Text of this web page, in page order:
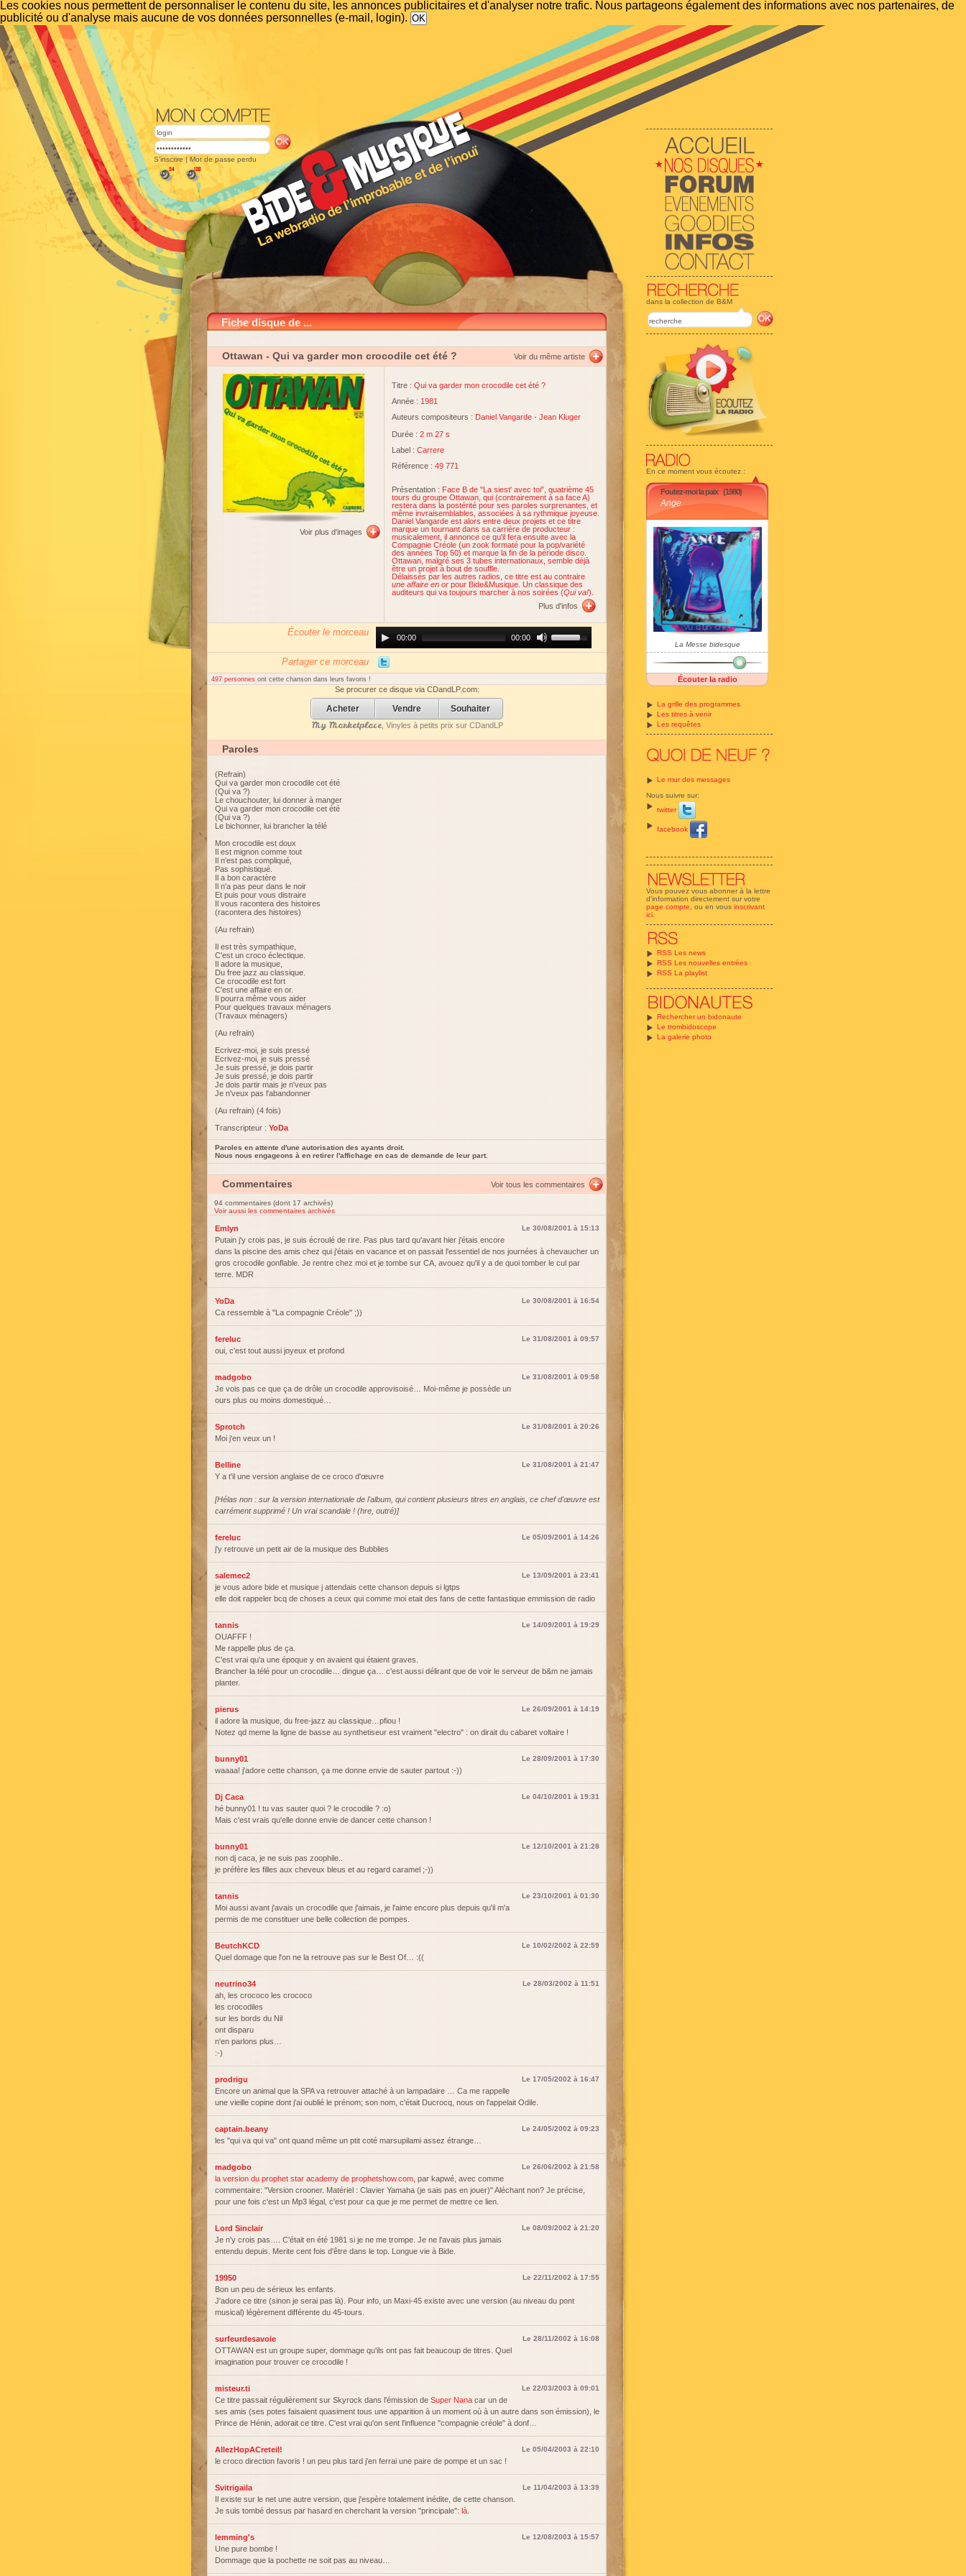
Les cookies nous permettent de personnaliser le contenu du site, les annonces publicitaires et d'analyser notre trafic. Nous partageons également des informations avec nos partenaires, de
publicité ou d'analyse mais aucune de vos données personnelles (e-mail, login).
dans la collection de B&M
En ce moment vous écoutez :
Foutez-moi la paix (1980)
Ange
La Messe bidesque
Écouter la radio
La grille des programmes
Les titres à venir
Les requêtes
Le mur des messages
Nous suivre sur:
twitter
facebook
Vous pouvez vous abonner à la lettre
d'information directement sur votre
page compte , ou en vous inscrivant
ici
RSS Les news
RSS Les nouvelles entrées
RSS La playlist
Rechercher un bidonaute
Le trombidoscope
La galerie photo
S'inscrire | Mot de passe perdu
Fiche disque de ...
Ottawan - Qui va garder mon crocodile cet été ? Voir du même artiste
Voir plus d'images
Titre : Qui va garder mon crocodile cet été ?
Année : 1981
Auteurs compositeurs : Daniel Vangarde - Jean Kluger
Durée : 2 m 27 s
Label : Carrere
Référence : 49 771
Présentation : Face B de "La siest' avec toi", quatrième 45
tours du groupe Ottawan, qui (contrairement à sa face A)
restera dans la postérité pour ses paroles surprenantes, et
même invraisemblables, associées à sa rythmique joyeuse.
Daniel Vangarde est alors entre deux projets et ce titre
marque un tournant dans sa carrière de producteur :
musicalement, il annonce ce qu'il fera ensuite avec la
Compagnie Créole (un zook formaté pour la pop/variété
des années Top 50) et marque la fin de la période disco.
Ottawan, malgré ses 3 tubes internationaux, semble déjà
être un projet à bout de souffle.
Délaissés par les autres radios, ce titre est au contraire
une affaire en or pour Bide&Musique. Un classique des
auditeurs qui va toujours marcher à nos soirées (Qui va!).
Plus d'infos
Écouter le morceau
Player00:00 00:00
Up/Down
Arrow
increase
or
Partager ce morceau
497 personnes ont cette chanson dans leurs favoris !
Se procurer ce disque via CDandLP.com:
Acheter Vendre Souhaiter
My Marketplace, Vinyles à petits prix sur CDandLP
Paroles
(Refrain)
Qui va garder mon crocodile cet été
(Qui va ?)
Le chouchouter, lui donner à manger
Qui va garder mon crocodile cet été
(Qui va ?)
Le bichonner, lui brancher la télé
Mon crocodile est doux
Il est mignon comme tout
Il n'est pas compliqué,
Pas sophistiqué.
Il a bon caractère
Il n'a pas peur dans le noir
Et puis pour vous distraire
Il vous racontera des histoires
(racontera des histoires)
(Au refrain)
Il est très sympathique,
C'est un croco éclectique.
Il adore la musique,
Du free jazz au classique.
Ce crocodile est fort
C'est une affaire en or.
Il pourra même vous aider
Pour quelques travaux ménagers
(Travaux ménagers)
(Au refrain)
Ecrivez-moi, je suis pressé
Ecrivez-moi, je suis pressé
Je suis pressé, je dois partir
Je suis pressé, je dois partir
Je dois partir mais je n'veux pas
Je n'veux pas l'abandonner
(Au refrain) (4 fois)
Transcripteur : YoDa
Paroles en attente d'une autorisation des ayants droit.
Nous nous engageons à en retirer l'affichage en cas de demande de leur part.
Commentaires Voir tous les commentaires
94 commentaires (dont 17 archivés)
Voir aussi les commentaires archivés
Emlyn Le 30/08/2001 à 15:13
Putain j'y crois pas, je suis écroulé de rire. Pas plus tard qu'avant hier j'étais encore
dans la piscine des amis chez qui j'étais en vacance et on passait l'essentiel de nos journées à chevaucher un
gros crocodile gonflable. Je rentre chez moi et je tombe sur CA, avouez qu'il y a de quoi tomber le cul par
terre. MDR
YoDa Le 30/08/2001 à 16:54
Ca ressemble à "La compagnie Créole" ;))
fereluc Le 31/08/2001 à 09:57
oui, c'est tout aussi joyeux et profond
madgobo Le 31/08/2001 à 09:58
Je vois pas ce que ça de drôle un crocodile approvisoisé… Moi-même je possède un
ours plus ou moins domestiqué…
Sprotch Le 31/08/2001 à 20:26
Moi j'en veux un !
Belline Le 31/08/2001 à 21:47
Y a t'il une version anglaise de ce croco d'œuvre
[Hélas non : sur la version internationale de l'album, qui contient plusieurs titres en anglais, ce chef d'œuvre est
carrément supprimé ! Un vrai scandale ! (hre, outré)]
fereluc Le 05/09/2001 à 14:26
j'y retrouve un petit air de la musique des Bubblies
salemec2 Le 13/09/2001 à 23:41
je vous adore bide et musique j attendais cette chanson depuis si lgtps
elle doit rappeler bcq de choses a ceux qui comme moi etait des fans de cette fantastique emmission de radio
tannis Le 14/09/2001 à 19:29
OUAFFF !
Me rappelle plus de ça.
C'est vrai qu'a une époque y en avaient qui étaient graves.
Brancher la télé pour un crocodile… dingue ça… c'est aussi délirant que de voir le serveur de b&m ne jamais
planter.
pierus Le 26/09/2001 à 14:19
il adore la musique, du free-jazz au classique…pfiou !
Notez qd meme la ligne de basse au synthetiseur est vraiment "electro" : on dirait du cabaret voltaire !
bunny01 Le 28/09/2001 à 17:30
waaaa! j'adore cette chanson, ça me donne envie de sauter partout :-))
Dj Caca Le 04/10/2001 à 19:31
hé bunny01 ! tu vas sauter quoi ? le crocodile ? :o)
Mais c'est vrais qu'elle donne envie de dancer cette chanson !
bunny01 Le 12/10/2001 à 21:28
non dj caca, je ne suis pas zoophile..
je préfère les filles aux cheveux bleus et au regard caramel ;-))
tannis Le 23/10/2001 à 01:30
Moi aussi avant j'avais un crocodile que j'aimais, je l'aime encore plus depuis qu'il m'a
permis de me constituer une belle collection de pompes.
BeutchKCD Le 10/02/2002 à 22:59
Quel domage que l'on ne la retrouve pas sur le Best Of… :((
neutrino34 Le 28/03/2002 à 11:51
ah, les crococo les crococo
les crocodiles
sur les bords du Nil
ont disparu
n'en parlons plus…
:-)
prodrigu Le 17/05/2002 à 16:47
Encore un animal que la SPA va retrouver attaché à un lampadaire … Ca me rappelle
une vieille copine dont j'ai oublié le prénom; son nom, c'était Ducrocq, nous on l'appelait Odile.
captain.beany Le 24/05/2002 à 09:23
les "qui va qui va" ont quand même un ptit coté marsupilami assez étrange…
madgobo Le 26/06/2002 à 21:58
la version du prophet star academy de prophetshow.com, par kapwé, avec comme
commentaire: "Version crooner. Matériel : Clavier Yamaha (je sais pas en jouer)" Aléchant non? Je précise,
pour une fois c'est un Mp3 légal, c'est pour ca que je me permet de mettre ce lien.
Lord Sinclair Le 08/09/2002 à 21:20
Je n'y crois pas…. C'était en été 1981 si je ne me trompe. Je ne l'avais plus jamais
entendu depuis. Merite cent fois d'être dans le top. Longue vie à Bide.
19950 Le 22/11/2002 à 17:55
Bon un peu de sérieux les enfants.
J'adore ce titre (sinon je serai pas là). Pour info, un Maxi-45 existe avec une version (au niveau du pont
musical) légèrement différente du 45-tours.
surfeurdesavoie Le 28/11/2002 à 16:08
OTTAWAN est un groupe super, dommage qu'ils ont pas fait beaucoup de titres. Quel
imagination pour trouver ce crocodile !
misteur.ti Le 22/03/2003 à 09:01
Ce titre passait régulièrement sur Skyrock dans l'émission de Super Nana car un de
ses amis (ses potes faisaient quasiment tous une apparition à un moment où à un autre dans son émission), le
Prince de Hénin, adorait ce titre. C'est vrai qu'on sent l'influence "compagnie créole" à donf…
AllezHopACreteil! Le 05/04/2003 à 22:10
le croco direction favoris ! un peu plus tard j'en ferrai une paire de pompe et un sac !
Svitrigaila Le 11/04/2003 à 13:39
Il existe sur le net une autre version, que j'espère totalement inédite, de cette chanson.
Je suis tombé dessus par hasard en cherchant la version "principale": là
lemming's Le 12/08/2003 à 15:57
Une pure bombe !
Dommage que la pochette ne soit pas au niveau…